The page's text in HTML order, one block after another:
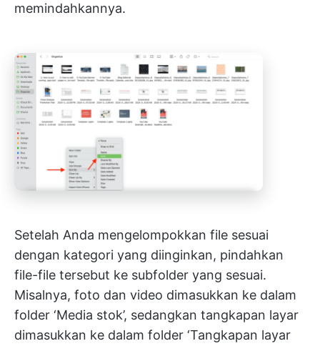
memindahkannya.
Setelah Anda mengelompokkan file sesuai
dengan kategori yang diinginkan, pindahkan
file-file tersebut ke subfolder yang sesuai.
Misalnya, foto dan video dimasukkan ke dalam
folder ‘Media stok’, sedangkan tangkapan layar
dimasukkan ke dalam folder ‘Tangkapan layar